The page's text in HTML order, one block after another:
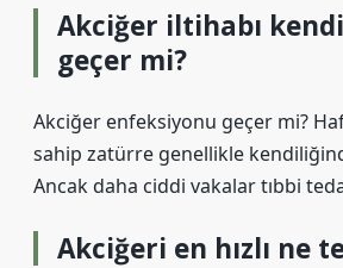
Akciğer iltihabı
geçer mi?
Akciğer enfeksiyonu geçer mi?
sahip zatürre genellikle
Ancak daha ciddi vakalar tıbbi
Akciğeri en hızlı ne